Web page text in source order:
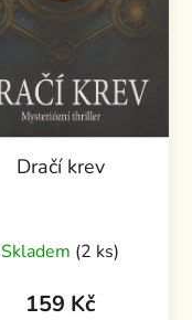
Dračí krev
Skladem (2 ks)
159 Kč